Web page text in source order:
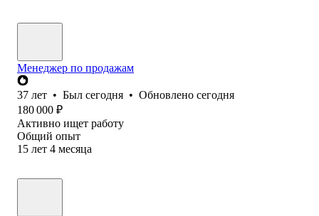
Менеджер по продажам
37 лет • Был сегодня • Обновлено сегодня
180 000 ₽
Активно ищет работу
Общий опыт
15 лет 4 месяца